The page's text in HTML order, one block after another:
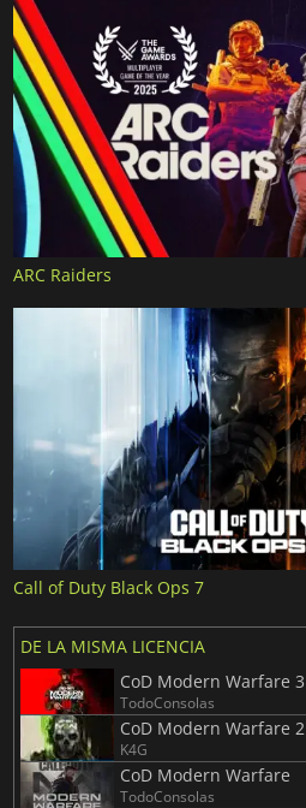
ARC Raiders
Call of Duty Black Ops 7
DE LA MISMA LICENCIA
CoD Modern Warfare 3
TodoConsolas
CoD Modern Warfare 2
K4G
CoD Modern Warfare
TodoConsolas